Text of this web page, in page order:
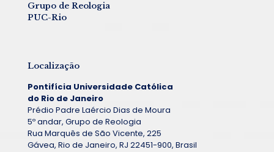
Grupo de Reologia
PUC-Rio
Localização
Pontifícia Universidade Católica
do Rio de Janeiro
Prédio Padre Laércio Dias de Moura
5º andar, Grupo de Reologia
Rua Marquês de São Vicente, 225
Gávea, Rio de Janeiro, RJ 22451-900, Brasil